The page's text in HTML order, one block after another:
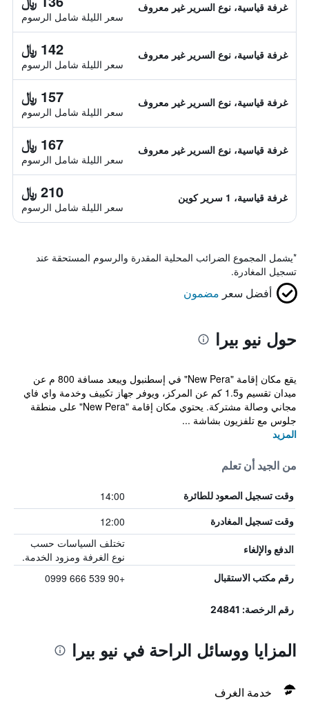
غرفة قياسية، نوع السرير غير معروف
سعر الليلة شامل الرسوم
غرفة قياسية، نوع السرير غير معروف 142 ﷼
سعر الليلة شامل الرسوم
غرفة قياسية، نوع السرير غير معروف 157 ﷼
سعر الليلة شامل الرسوم
غرفة قياسية، نوع السرير غير معروف 167 ﷼
سعر الليلة شامل الرسوم
غرفة قياسية، 1 سرير كوين 210 ﷼
سعر الليلة شامل الرسوم
*يشمل المجموع الضرائب المحلية المقدرة والرسوم المستحقة عند
تسجيل المغادرة.
أفضل سعر مضمون
حول نيو بيرا
يقع مكان إقامة "New Pera" في إسطنبول ويبعد مسافة 800 م عن
ميدان تقسيم و1.5 كم عن المركز، ويوفر جهاز تكييف وخدمة واي فاي
مجاني وصالة مشتركة. يحتوي مكان إقامة "New Pera" على منطقة
جلوس مع تلفزيون بشاشة ...
المزيد
من الجيد أن تعلم
وقت تسجيل الصعود للطائرة 14:00
وقت تسجيل المغادرة 12:00
الدفع والإلغاء
تختلف السياسات حسب
نوع الغرفة ومزود الخدمة.
رقم مكتب الاستقبال +90 539 666 0999
رقم الرخصة: 24841
المزايا ووسائل الراحة في نيو بيرا
خدمة الغرف